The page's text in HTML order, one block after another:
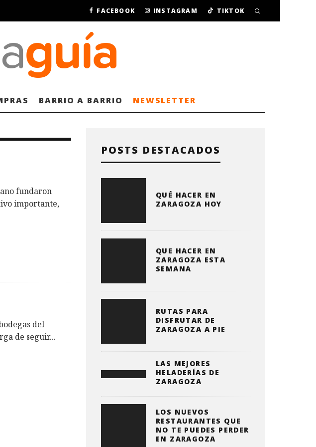
FACEBOOK INSTAGRAM TIKTOK
BARRIO A BARRIO NEWSLETTER
fundaron
importante,
del
de seguir...
POSTS DESTACADOS
QUÉ HACER EN
ZARAGOZA HOY
QUE HACER EN
ZARAGOZA ESTA
SEMANA
RUTAS PARA
DISFRUTAR DE
ZARAGOZA A PIE
LAS MEJORES
HELADERÍAS DE
ZARAGOZA
LOS NUEVOS
RESTAURANTES QUE
NO TE PUEDES PERDER
EN ZARAGOZA